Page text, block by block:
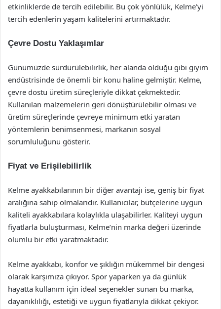
etkinliklerde de tercih edilebilir. Bu çok yönlülük, Kelme’yi
tercih edenlerin yaşam kalitelerini artırmaktadır.
Çevre Dostu Yaklaşımlar
Günümüzde sürdürülebilirlik, her alanda olduğu gibi giyim
endüstrisinde de önemli bir konu haline gelmiştir. Kelme,
çevre dostu üretim süreçleriyle dikkat çekmektedir.
Kullanılan malzemelerin geri dönüştürülebilir olması ve
üretim süreçlerinde çevreye minimum etki yaratan
yöntemlerin benimsenmesi, markanın sosyal
sorumluluğunu gösterir.
Fiyat ve Erişilebilirlik
Kelme ayakkabılarının bir diğer avantajı ise, geniş bir fiyat
aralığına sahip olmalarıdır. Kullanıcılar, bütçelerine uygun
kaliteli ayakkabılara kolaylıkla ulaşabilirler. Kaliteyi uygun
fiyatlarla buluşturması, Kelme’nin marka değeri üzerinde
olumlu bir etki yaratmaktadır.
Kelme ayakkabı, konfor ve şıklığın mükemmel bir dengesi
olarak karşımıza çıkıyor. Spor yaparken ya da günlük
hayatta kullanım için ideal seçenekler sunan bu marka,
dayanıklılığı, estetiği ve uygun fiyatlarıyla dikkat çekiyor.